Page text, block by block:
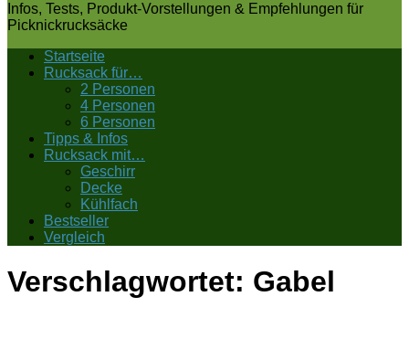
Infos, Tests, Produkt-Vorstellungen & Empfehlungen für
Picknickrucksäcke
Startseite
Rucksack für…
2 Personen
4 Personen
6 Personen
Tipps & Infos
Rucksack mit…
Geschirr
Decke
Kühlfach
Bestseller
Vergleich
Verschlagwortet: Gabel